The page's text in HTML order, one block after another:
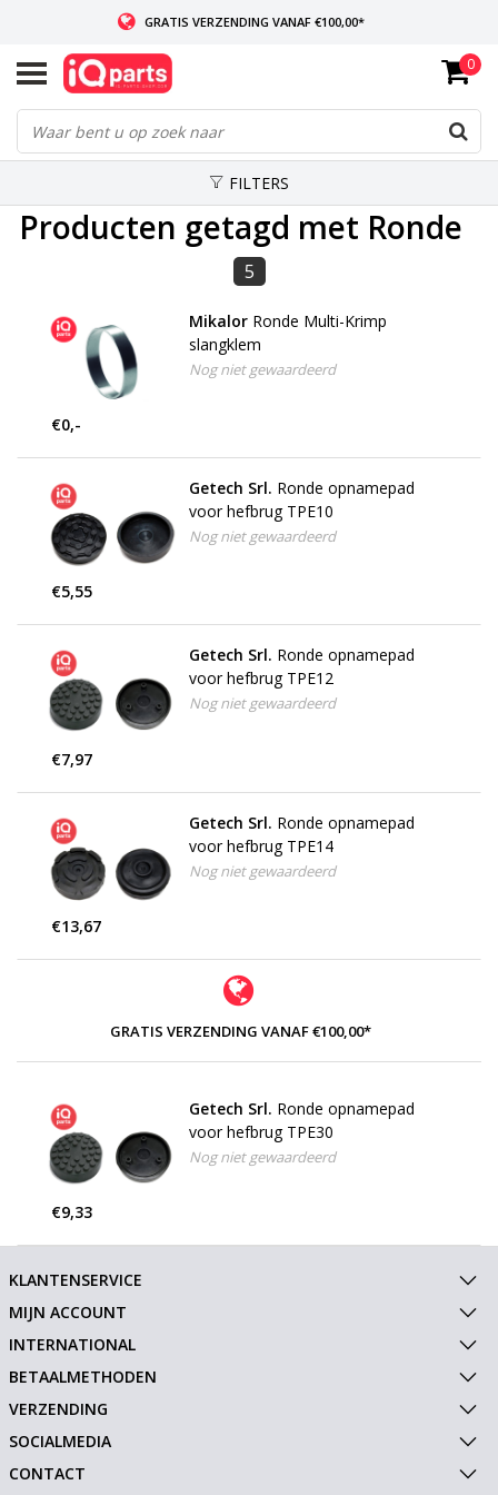
GRATIS VERZENDING VANAF €100,00*
INDIEN VOORRADIG: VOOR 14:00 BESTELD, ZELFDE DAG VERZONDEN
WERELDWIJDE LEVERING
0
FILTERS
Producten getagd met Ronde
5
Mikalor Ronde Multi-Krimp
slangklem
Nog niet gewaardeerd
€0,-
Getech Srl. Ronde opnamepad
voor hefbrug TPE10
Nog niet gewaardeerd
€5,55
Getech Srl. Ronde opnamepad
voor hefbrug TPE12
Nog niet gewaardeerd
€7,97
Getech Srl. Ronde opnamepad
voor hefbrug TPE14
Nog niet gewaardeerd
€13,67
GRATIS VERZENDING VANAF €100,00*
Getech Srl. Ronde opnamepad
voor hefbrug TPE30
Nog niet gewaardeerd
€9,33
KLANTENSERVICE
MIJN ACCOUNT
INTERNATIONAL
BETAALMETHODEN
VERZENDING
SOCIALMEDIA
CONTACT